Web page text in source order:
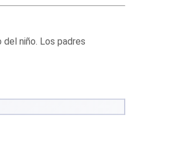
niño. Los padres